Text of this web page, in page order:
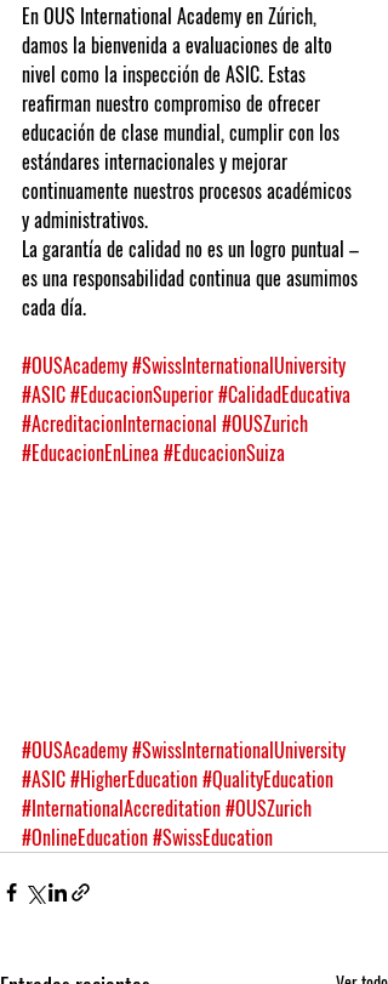
En OUS International Academy en Zúrich,
damos la bienvenida a evaluaciones de alto
nivel como la inspección de ASIC. Estas
reafirman nuestro compromiso de ofrecer
educación de clase mundial, cumplir con los
estándares internacionales y mejorar
continuamente nuestros procesos académicos
y administrativos.
La garantía de calidad no es un logro puntual –
es una responsabilidad continua que asumimos
cada día.
#OUSAcademy#SwissInternationalUniversity
#ASIC#EducacionSuperior#CalidadEducativa
#AcreditacionInternacional #OUSZurich
#EducacionEnLinea#EducacionSuiza
#OUSAcademy#SwissInternationalUniversity
#ASIC#HigherEducation#QualityEducation
#InternationalAccreditation#OUSZurich
#OnlineEducation#SwissEducation